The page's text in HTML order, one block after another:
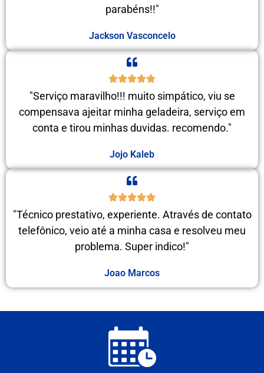
parabéns!!"
Jackson Vasconcelo
"Serviço maravilho!!! muito simpático, viu se
compensava ajeitar minha geladeira, serviço em
conta e tirou minhas duvidas. recomendo."
Jojo Kaleb
"Técnico prestativo, experiente. Através de contato
telefônico, veio até a minha casa e resolveu meu
problema. Super indico!"
Joao Marcos